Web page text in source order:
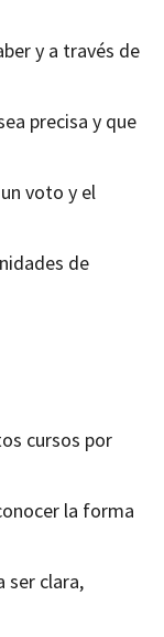
y a través de
precisa y que
voto y el
de
cursos por
la forma
ser clara,